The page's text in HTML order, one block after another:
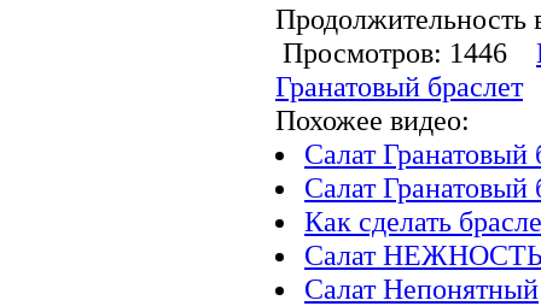
Продолжительность
Просмотров: 1446
Гранатовый браслет
Похожее видео:
Салат Гранатовый
Салат Гранатовый
Как сделать
Салат НЕЖНОСТЬ
Салат Непонятный